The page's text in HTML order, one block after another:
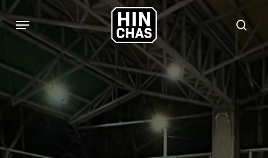
Skip
to
main
Menu